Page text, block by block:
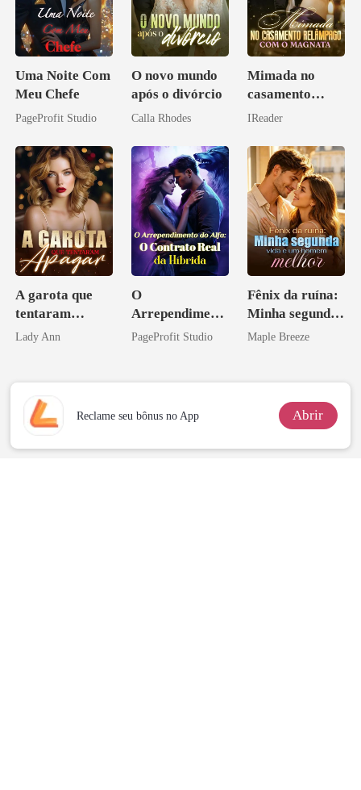
Uma Noite Com
Meu Chefe
PageProfit Studio
O novo mundo
após o divórcio
Calla Rhodes
Mimada no
casamento
relâmpago com
IReader
A garota que
tentaram
apagar
Lady Ann
O
Arrependiment
o do Alfa: O
PageProfit Studio
Fênix da ruína:
Minha segunda
vida e um
Maple Breeze
Reclame seu bônus no App Abrir